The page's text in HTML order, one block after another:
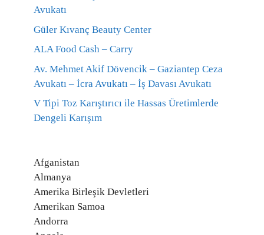
Avukatı
Güler Kıvanç Beauty Center
ALA Food Cash – Carry
Av. Mehmet Akif Dövencik – Gaziantep Ceza
Avukatı – İcra Avukatı – İş Davası Avukatı
V Tipi Toz Karıştırıcı ile Hassas Üretimlerde
Dengeli Karışım
Afganistan
Almanya
Amerika Birleşik Devletleri
Amerikan Samoa
Andorra